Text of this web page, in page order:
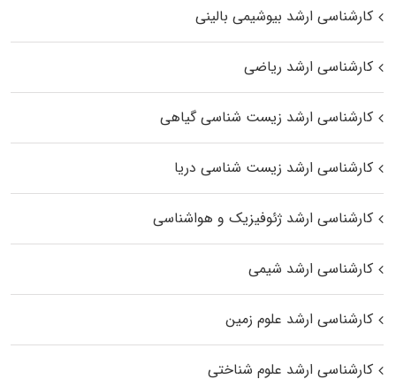
کارشناسی ارشد بیوشیمی بالینی
کارشناسی ارشد ریاضی
کارشناسی ارشد زیست‌ شناسی گیاهی
کارشناسی ارشد زیست‌ شناسی دریا
کارشناسی ارشد ژئوفیزیک و هواشناسی
کارشناسی ارشد شیمی
کارشناسی ارشد علوم زمین
کارشناسی ارشد علوم شناختی